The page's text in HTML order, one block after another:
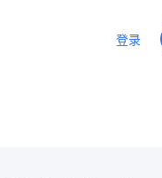
登录